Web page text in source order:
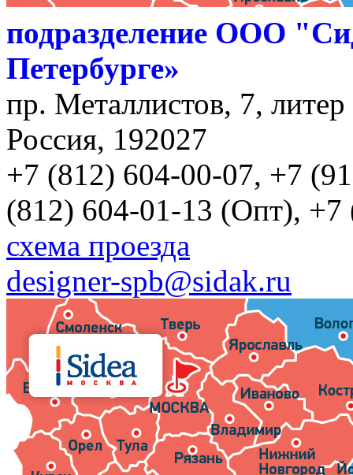
подразделение ООО
Петербурге»
пр. Металлистов, 7,
Россия, 192027
+7 (812) 604-00-07, +7
(812) 604-01-13 (Опт), +7
схема проезда
designer-spb@sidak.ru